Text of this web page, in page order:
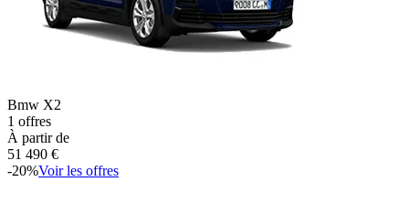
Bmw X2
1 offres
À partir de
51 490 €
-20%Voir les offres